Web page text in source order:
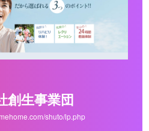
創生事業団
shuto/lp.php